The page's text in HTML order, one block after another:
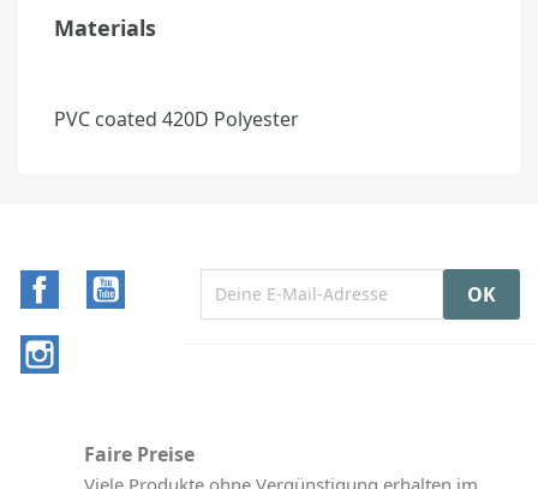
Materials
PVC coated 420D Polyester
Facebook
Faire Preise